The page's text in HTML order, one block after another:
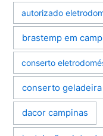
autorizado
brastemp em
conserto
conserto
dacor campinas